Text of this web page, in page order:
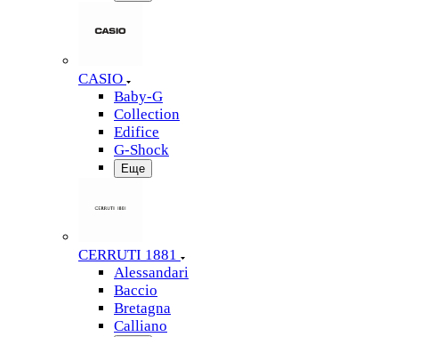
CASIO
Baby-G
Collection
Edifice
G-Shock
Еще
CERRUTI 1881
Alessandari
Baccio
Bretagna
Calliano